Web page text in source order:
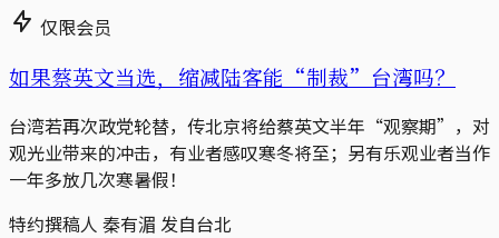
仅限会员
如果蔡英文当选，缩减陆客能“制裁”台湾吗？
台湾若再次政党轮替，传北京将给蔡英文半年“观察期”，对
观光业带来的冲击，有业者感叹寒冬将至；另有乐观业者当作
一年多放几次寒暑假！
特约撰稿人 秦有湄 发自台北